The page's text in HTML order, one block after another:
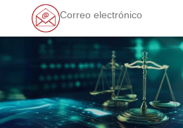
Correo electrónico